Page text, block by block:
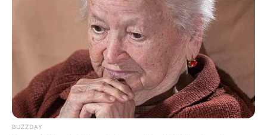
BUZZDAY